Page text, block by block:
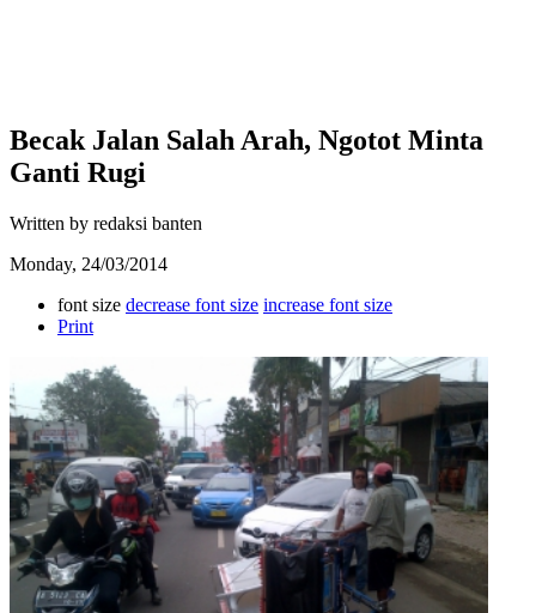
Becak Jalan Salah Arah, Ngotot Minta
Ganti Rugi
Written by redaksi banten
Monday, 24/03/2014
font size decrease font size increase font size
Print